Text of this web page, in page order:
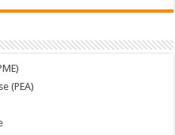
(PEA)